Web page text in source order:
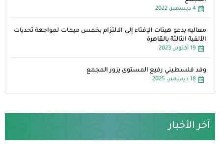
4 ديسمبر، 2022
معاليه يدعو هيئات الإفتاء إلى الالتزام بخمس ميمات لمواجهة تحديات
الألفية الثالثة بالقاهرة
19 أكتوبر، 2023
وفد فلسطيني رفيع المستوى يزور المجمع
18 ديسمبر، 2025
آخر الأخبار